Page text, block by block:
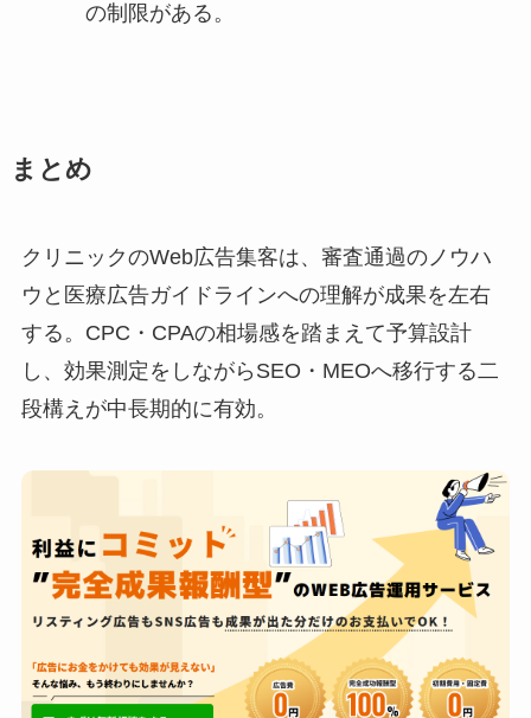
の制限がある。
まとめ
クリニックのWeb広告集客は、審査通過のノウハ
ウと医療広告ガイドラインへの理解が成果を左右
する。CPC・CPAの相場感を踏まえて予算設計
し、効果測定をしながらSEO・MEOへ移行する二
段構えが中長期的に有効。